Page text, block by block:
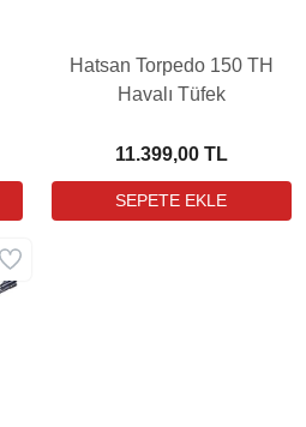
Hatsan Torpedo 150 TH
Havalı Tüfek
11.399,00 TL